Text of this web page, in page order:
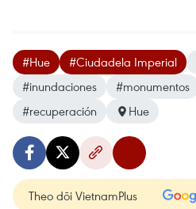
#Hue #Ciudadela Imperial
#inundaciones
#monumentos
#recuperación
Hue
Theo dõi VietnamPlus